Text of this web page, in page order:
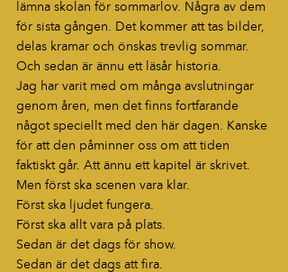
lämna skolan för sommarlov. Några av dem
för sista gången. Det kommer att tas bilder,
delas kramar och önskas trevlig sommar.
Och sedan är ännu ett läsår historia.
Jag har varit med om många avslutningar
genom åren, men det finns fortfarande
något speciellt med den här dagen. Kanske
för att den påminner oss om att tiden
faktiskt går. Att ännu ett kapitel är skrivet.
Men först ska scenen vara klar.
Först ska ljudet fungera.
Först ska allt vara på plats.
Sedan är det dags för show.
Sedan är det dags att fira.